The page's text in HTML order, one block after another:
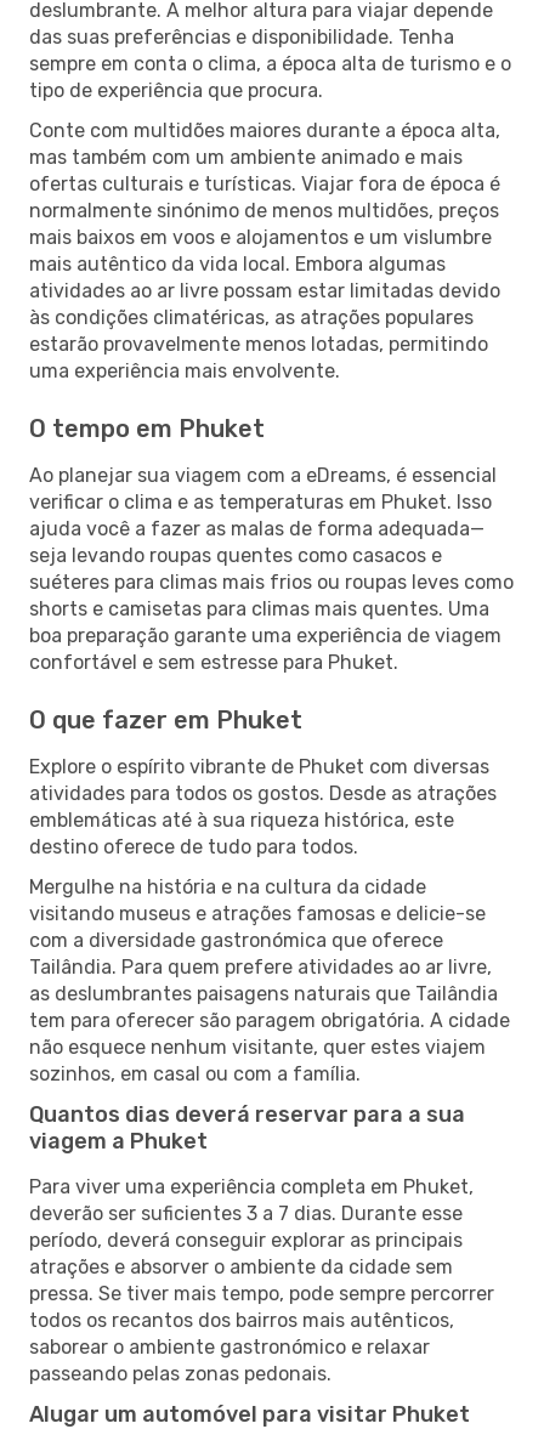
deslumbrante. A melhor altura para viajar depende
das suas preferências e disponibilidade. Tenha
sempre em conta o clima, a época alta de turismo e o
tipo de experiência que procura.
Conte com multidões maiores durante a época alta,
mas também com um ambiente animado e mais
ofertas culturais e turísticas. Viajar fora de época é
normalmente sinónimo de menos multidões, preços
mais baixos em voos e alojamentos e um vislumbre
mais autêntico da vida local. Embora algumas
atividades ao ar livre possam estar limitadas devido
às condições climatéricas, as atrações populares
estarão provavelmente menos lotadas, permitindo
uma experiência mais envolvente.
O tempo em Phuket
Ao planejar sua viagem com a eDreams, é essencial
verificar o clima e as temperaturas em Phuket. Isso
ajuda você a fazer as malas de forma adequada—
seja levando roupas quentes como casacos e
suéteres para climas mais frios ou roupas leves como
shorts e camisetas para climas mais quentes. Uma
boa preparação garante uma experiência de viagem
confortável e sem estresse para Phuket.
O que fazer em Phuket
Explore o espírito vibrante de Phuket com diversas
atividades para todos os gostos. Desde as atrações
emblemáticas até à sua riqueza histórica, este
destino oferece de tudo para todos.
Mergulhe na história e na cultura da cidade
visitando museus e atrações famosas e delicie-se
com a diversidade gastronómica que oferece
Tailândia. Para quem prefere atividades ao ar livre,
as deslumbrantes paisagens naturais que Tailândia
tem para oferecer são paragem obrigatória. A cidade
não esquece nenhum visitante, quer estes viajem
sozinhos, em casal ou com a família.
Quantos dias deverá reservar para a sua
viagem a Phuket
Para viver uma experiência completa em Phuket,
deverão ser suficientes 3 a 7 dias. Durante esse
período, deverá conseguir explorar as principais
atrações e absorver o ambiente da cidade sem
pressa. Se tiver mais tempo, pode sempre percorrer
todos os recantos dos bairros mais autênticos,
saborear o ambiente gastronómico e relaxar
passeando pelas zonas pedonais.
Alugar um automóvel para visitar Phuket